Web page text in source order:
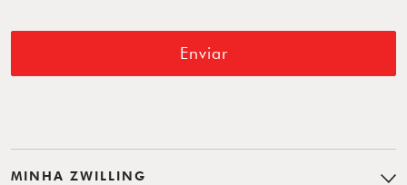
Enviar
MINHA ZWILLING